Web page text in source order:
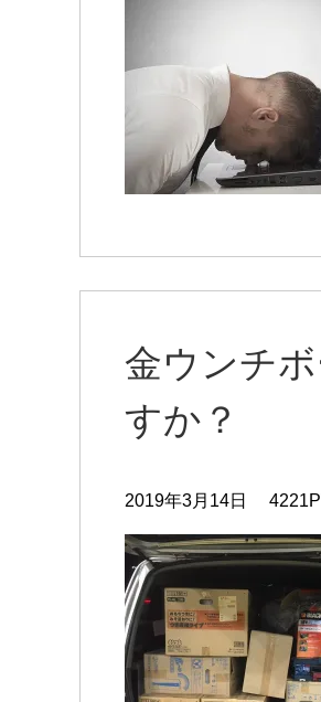
金ウンチ
すか？
2019年3月14日